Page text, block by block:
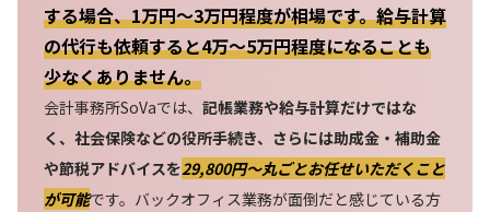
する場合、1万円～3万円程度が相場です。給与計算
の代行も依頼すると4万～5万円程度になることも
少なくありません。
会計事務所SoVaでは、 記帳業務や給与計算だけではな
く、社会保険などの役所手続き、さらには助成金・補助金
や節税アドバイスを29,800円〜丸ごとお任せいただくこと
が可能です。バックオフィス業務が面倒だと感じている方